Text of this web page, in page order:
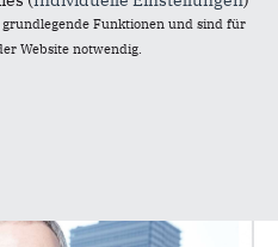
Funktionen und sind für
Website notwendig.